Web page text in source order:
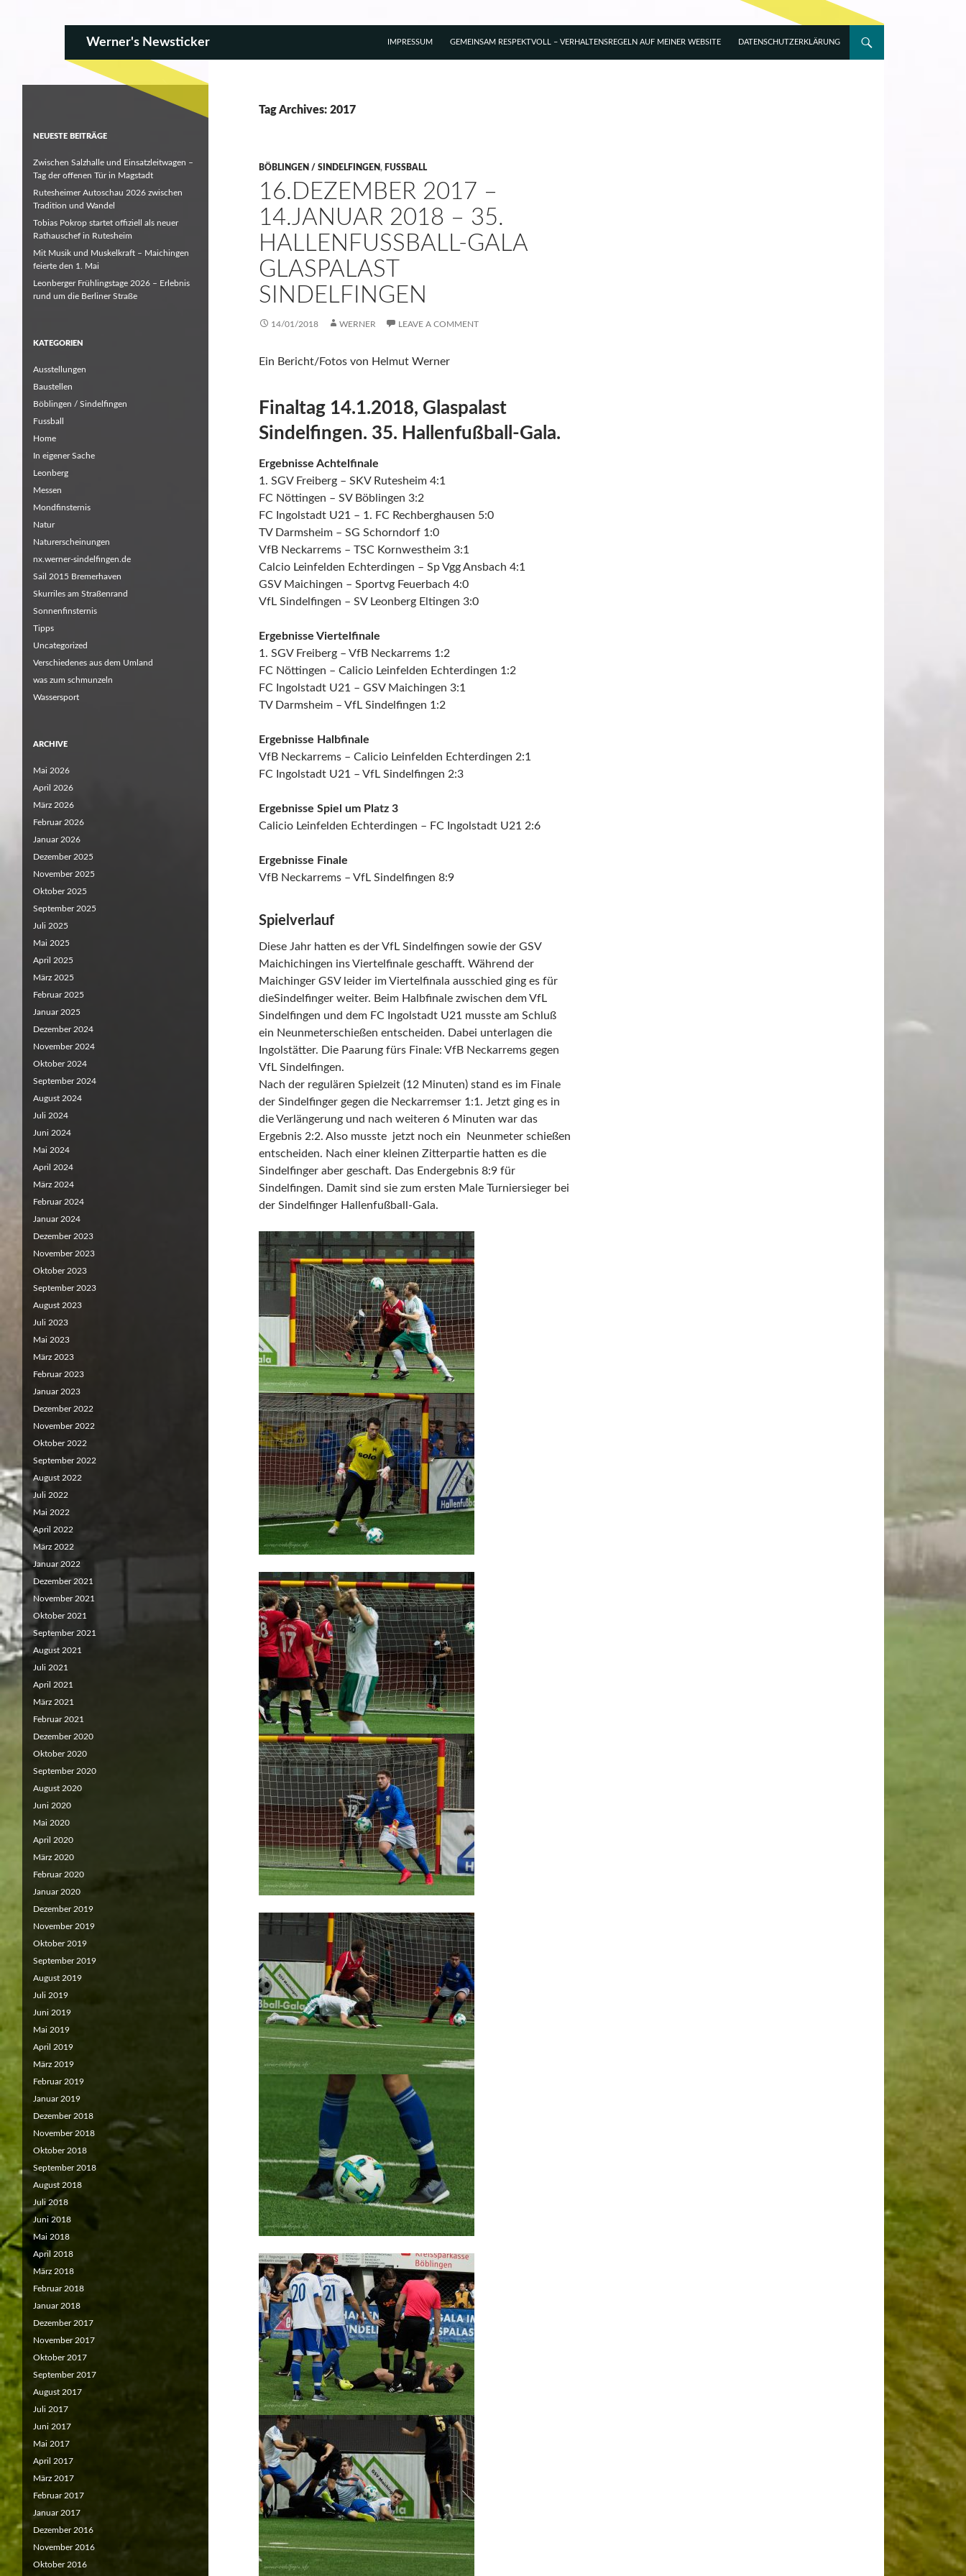
Werner's Newsticker
DATENSCHUTZERKLÄRUNG
GEMEINSAM RESPEKTVOLL – VERHALTENSREGELN AUF MEINER WEBSITE
IMPRESSUM
Tag Archives: 2017
BÖBLINGEN / SINDELFINGEN, FUSSBALL
16.DEZEMBER 2017 –
14.JANUAR 2018 – 35.
HALLENFUSSBALL-GALA G
LASPALAST S
INDELFINGEN
14/01/2018 WERNER LEAVE A COMMENT
Ein Bericht/Fotos von Helmut Werner
Finaltag 14.1.2018, Glaspalast
Sindelfingen. 35. Hallenfußball-Gala.
Ergebnisse Achtelfinale
1. SGV Freiberg – SKV Rutesheim 4:1
FC Nöttingen – SV Böblingen 3:2
FC Ingolstadt U21 – 1. FC Rechberghausen 5:0
TV Darmsheim – SG Schorndorf 1:0
VfB Neckarrems – TSC Kornwestheim 3:1
Calcio Leinfelden Echterdingen – Sp Vgg Ansbach 4:1
GSV Maichingen – Sportvg Feuerbach 4:0
VfL Sindelfingen – SV Leonberg Eltingen 3:0
Ergebnisse Viertelfinale
1. SGV Freiberg – VfB Neckarrems 1:2
FC Nöttingen – Calicio Leinfelden Echterdingen 1:2
FC Ingolstadt U21 – GSV Maichingen 3:1
TV Darmsheim – VfL Sindelfingen 1:2
Ergebnisse Halbfinale
VfB Neckarrems – Calicio Leinfelden Echterdingen 2:1
FC Ingolstadt U21 – VfL Sindelfingen 2:3
Ergebnisse Spiel um Platz 3
Calicio Leinfelden Echterdingen – FC Ingolstadt U21 2:6
Ergebnisse Finale
VfB Neckarrems – VfL Sindelfingen 8:9
Spielverlauf
Diese Jahr hatten es der VfL Sindelfingen sowie der GSV
Maichichingen ins Viertelfinale geschafft. Während der
Maichinger GSV leider im Viertelfinala ausschied ging es für
dieSindelfinger weiter. Beim Halbfinale zwischen dem VfL
Sindelfingen und dem FC Ingolstadt U21 musste am Schluß
ein Neunmeterschießen entscheiden. Dabei unterlagen die
Ingolstätter. Die Paarung fürs Finale: VfB Neckarrems gegen
VfL Sindelfingen.
Nach der regulären Spielzeit (12 Minuten) stand es im Finale
der Sindelfinger gegen die Neckarremser 1:1. Jetzt ging es in
die Verlängerung und nach weiteren 6 Minuten war das
Ergebnis 2:2. Also musste jetzt noch ein Neunmeter schießen
entscheiden. Nach einer kleinen Zitterpartie hatten es die
Sindelfinger aber geschaft. Das Endergebnis 8:9 für
Sindelfingen. Damit sind sie zum ersten Male Turniersieger bei
der Sindelfinger Hallenfußball-Gala.
NEUESTE BEITRÄGE
Zwischen Salzhalle und Einsatzleitwagen –
Tag der offenen Tür in Magstadt
Rutesheimer Autoschau 2026 zwischen
Tradition und Wandel
Tobias Pokrop startet offiziell als neuer
Rathauschef in Rutesheim
Mit Musik und Muskelkraft – Maichingen
feierte den 1. Mai
Leonberger Frühlingstage 2026 – Erlebnis
rund um die Berliner Straße
KATEGORIEN
Ausstellungen
Baustellen
Böblingen / Sindelfingen
Fussball
Home
In eigener Sache
Leonberg
Messen
Mondfinsternis
Natur
Naturerscheinungen
nx.werner-sindelfingen.de
Sail 2015 Bremerhaven
Skurriles am Straßenrand
Sonnenfinsternis
Tipps
Uncategorized
Verschiedenes aus dem Umland
was zum schmunzeln
Wassersport
ARCHIVE
Mai 2026
April 2026
März 2026
Februar 2026
Januar 2026
Dezember 2025
November 2025
Oktober 2025
September 2025
Juli 2025
Mai 2025
April 2025
März 2025
Februar 2025
Januar 2025
Dezember 2024
November 2024
Oktober 2024
September 2024
August 2024
Juli 2024
Juni 2024
Mai 2024
April 2024
März 2024
Februar 2024
Januar 2024
Dezember 2023
November 2023
Oktober 2023
September 2023
August 2023
Juli 2023
Mai 2023
März 2023
Februar 2023
Januar 2023
Dezember 2022
November 2022
Oktober 2022
September 2022
August 2022
Juli 2022
Mai 2022
April 2022
März 2022
Januar 2022
Dezember 2021
November 2021
Oktober 2021
September 2021
August 2021
Juli 2021
April 2021
März 2021
Februar 2021
Dezember 2020
Oktober 2020
September 2020
August 2020
Juni 2020
Mai 2020
April 2020
März 2020
Februar 2020
Januar 2020
Dezember 2019
November 2019
Oktober 2019
September 2019
August 2019
Juli 2019
Juni 2019
Mai 2019
April 2019
März 2019
Februar 2019
Januar 2019
Dezember 2018
November 2018
Oktober 2018
September 2018
August 2018
Juli 2018
Juni 2018
Mai 2018
April 2018
März 2018
Februar 2018
Januar 2018
Dezember 2017
November 2017
Oktober 2017
September 2017
August 2017
Juli 2017
Juni 2017
Mai 2017
April 2017
März 2017
Februar 2017
Januar 2017
Dezember 2016
November 2016
Oktober 2016